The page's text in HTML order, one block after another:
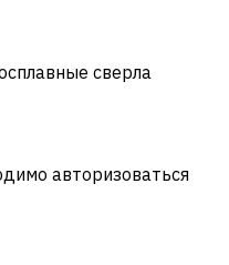
сверла
авторизоваться